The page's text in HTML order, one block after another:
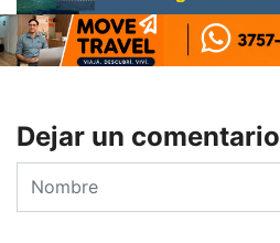
Dejar un comentario